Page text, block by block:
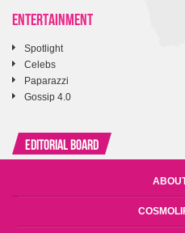
ENTERTAINMENT
Spotlight
Celebs
Paparazzi
Gossip 4.0
Editorial Board